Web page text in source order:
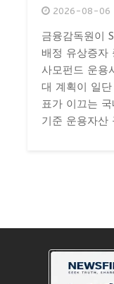
2026-08-06
금융감독원이
배정 유상증자
사모펀드 운용
대 계획이 일
표가 이끄는
기준 운용자산